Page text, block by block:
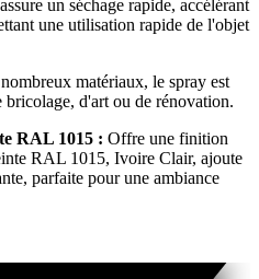
un séchage rapide, accélérant
une utilisation rapide de l'objet
matériaux, le spray est
d'art ou de rénovation.
RAL 1015 : Offre une finition
RAL 1015, Ivoire Clair, ajoute
parfaite pour une ambiance